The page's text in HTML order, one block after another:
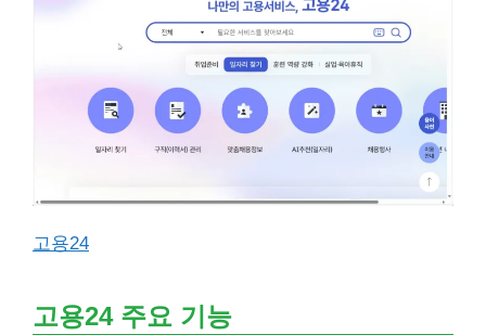
고용24
고용24 주요 기능